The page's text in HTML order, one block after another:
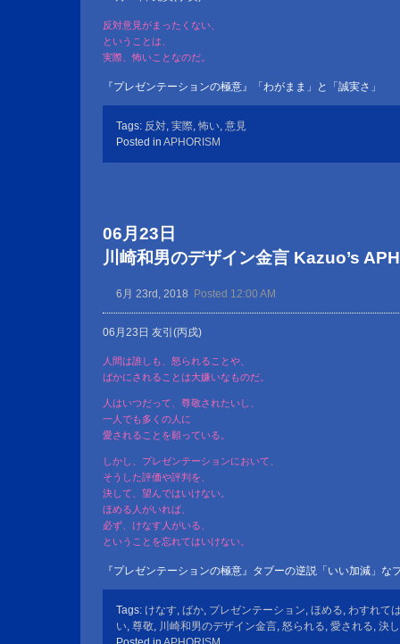
反対意見がまったくない、
ということは、
実際、怖いことなのだ。
『プレゼンテーションの極意』「わがまま」と「誠実さ」
Tags: 反対 実際 ,怖い 意見
Posted in APHORISM
06月23日
川崎和男のデザイン金言 Kazuo’s
6月 23rd, 2018 Posted 12:00 AM
06月23日 友引(丙戌)
人間は誰しも、怒られることや、
ばかにされることは大嫌いなものだ。
人はいつだって、尊敬されたいし、
一人でも多くの人に
愛されることを願っている。
しかし、プレゼンテーションにおいて、
そうした評価や評判を、
決して、望んではいけない。
ほめる人がいれば、
必ず、けなす人がいる、
ということを忘れてはいけない。
『プレゼンテーションの極意』タブーの逆説「いい加減」な
Tags: けなす, ばか, プレゼンテーション, ほめる, わすれて
い, 尊敬, 川崎和男のデザイン金言, 怒られる, 愛される, 決